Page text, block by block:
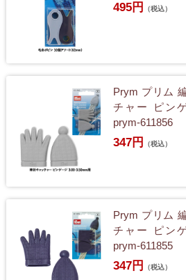
495円 （税込）
Prym プリム
チャー ピン
prym-611856
347円 （税込）
Prym プリム
チャー ピン
prym-611855
347円 （税込）